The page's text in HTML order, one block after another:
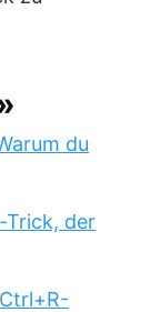
du
der